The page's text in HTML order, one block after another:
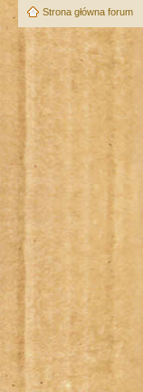
Strona główna forum